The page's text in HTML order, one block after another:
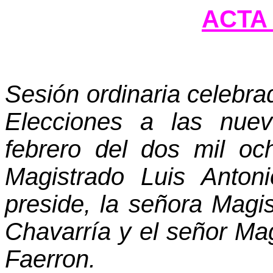
ACTA
Sesión ordinaria
Elecciones a las
febrero del dos mil
Magistrado Luis
preside, la señora
Chavarría y el señor
Faerron.